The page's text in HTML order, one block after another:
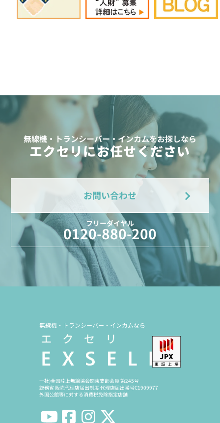
無線機・トランシーバー・インカムをお探しなら
エクセリにお任せください
お問い合わせ
フリーダイヤル
0120-880-200
無線機・トランシーバー・インカムなら
一社)全国陸上無線協会関東支部会員 第245号
総務省 販売代理店届出制度 代理店届出番号C1909977
外国公館等に対する消費税免除指定店舗